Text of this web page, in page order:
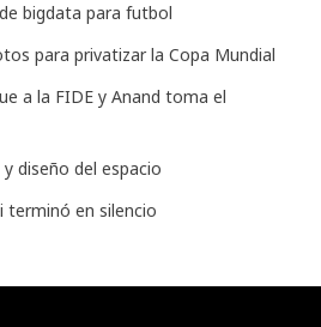
bigdata para futbol
para privatizar la Copa Mundial
a la FIDE y Anand toma el
diseño del espacio
terminó en silencio